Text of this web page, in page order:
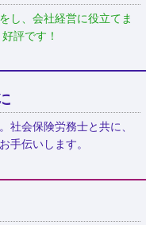
し、会社経営に役立てま
評です！
社会保険労務士と共に、
手伝いします。